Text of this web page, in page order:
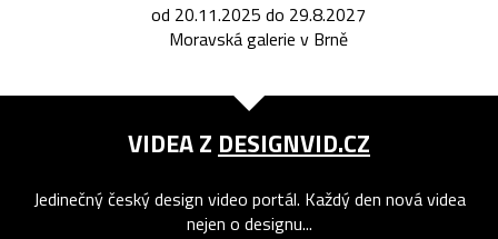
od 20.11.2025 do 29.8.2027
Moravská galerie v Brně
VIDEA Z DESIGNVID.CZ
Jedinečný český design video portál. Každý den nová videa
nejen o designu...